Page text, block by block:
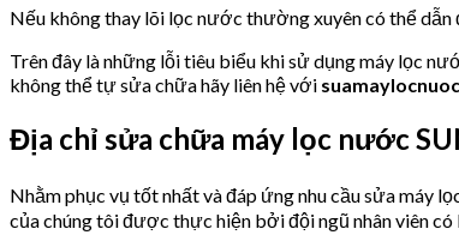
Nếu không thay lõi lọc nước thường xuyên có thể
Trên đây là những lỗi tiêu biểu khi sử dụng máy lọc
không thể tự sửa chữa hãy liên hệ với
Địa chỉ sửa chữa máy lọc nước
Nhằm phục vụ tốt nhất và đáp ứng nhu cầu sửa máy
của chúng tôi được thực hiện bởi đội ngũ nhân viên